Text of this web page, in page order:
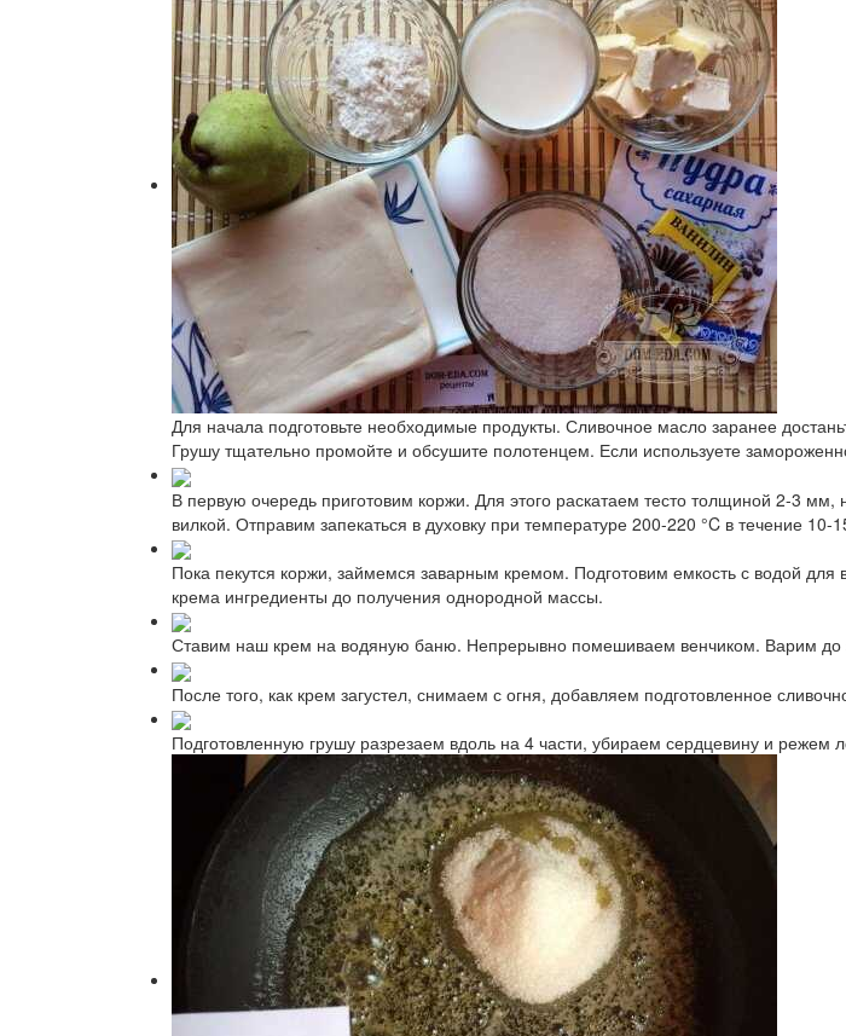
Для начала подготовьте необходимые продукты. Сливочное масло заранее
Грушу тщательно промойте и обсушите полотенцем. Если используете
В первую очередь приготовим коржи. Для этого раскатаем тесто толщиной 2-3
вилкой. Отправим запекаться в духовку при температуре 200-220 °C в течение 10-
Пока пекутся коржи, займемся заварным кремом. Подготовим емкость с водой
крема ингредиенты до получения однородной массы.
Ставим наш крем на водяную баню. Непрерывно помешиваем венчиком. Варим до
После того, как крем загустел, снимаем с огня, добавляем подготовленное
Подготовленную грушу разрезаем вдоль на 4 части, убираем сердцевину и режем